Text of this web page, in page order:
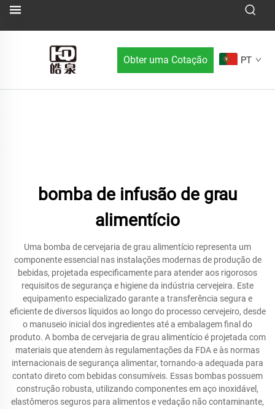
Obter uma Cotação PT
bomba de infusão de grau
alimentício
Uma bomba de cervejaria de grau alimentício representa um
componente essencial nas instalações modernas de produção de
bebidas, projetada especificamente para atender aos rigorosos
requisitos de segurança e higiene da indústria cervejeira. Este
equipamento especializado garante a transferência segura e
eficiente de diversos líquidos ao longo do processo cervejeiro, desde
o manuseio inicial dos ingredientes até a embalagem final do
produto. A bomba de cervejaria de grau alimentício é projetada com
materiais que atendem às regulamentações da FDA e às normas
internacionais de segurança alimentar, tornando-a adequada para
contato direto com bebidas consumíveis. Essas bombas possuem
construção robusta, utilizando componentes em aço inoxidável,
elastômeros seguros para alimentos e vedação não contaminante,